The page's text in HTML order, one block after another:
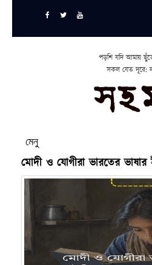
পড়শি যদি আমায়
সকল যেত দূরে:
মেনু
মোদী ও যোগীরা ভারতের ভাষার